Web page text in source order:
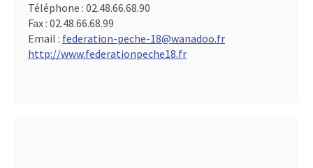
Téléphone : 02.48.66.68.90
Fax : 02.48.66.68.99
Email : federation-peche-18@wanadoo.fr
http://www.federationpeche18.fr